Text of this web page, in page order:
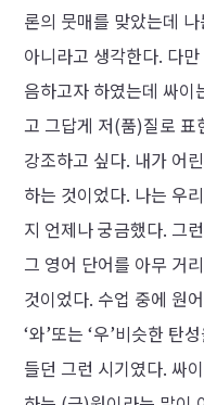
론의 뭇매를 맞았는데
아니라고 생각한다. 다
음하고자 하였는데 싸이
고 그답게 저(품)질로 표
강조하고 싶다. 내가 어
하는 것이었다. 나는 우
지 언제나 궁금했다. 그
그 영어 단어를 아무 거
것이었다. 수업 중에 원
‘와’또는 ‘우’비슷한 탄
들던 그런 시기였다. 싸